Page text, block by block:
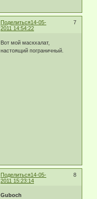
Поделиться 7
14-05-
2011 14:54:22
Вот мой маскхалат,
настоящий пограничный.
Поделиться 8
14-05-
2011 15:23:14
Guboch